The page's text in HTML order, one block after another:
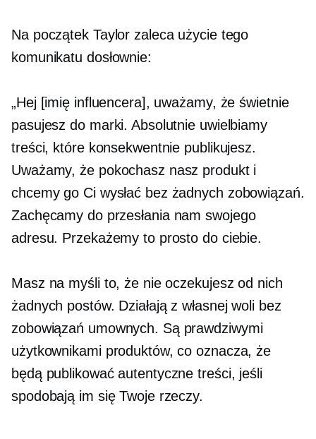
Na początek Taylor zaleca użycie tego
komunikatu dosłownie:
„Hej [imię influencera], uważamy, że świetnie
pasujesz do marki. Absolutnie uwielbiamy
treści, które konsekwentnie publikujesz.
Uważamy, że pokochasz nasz produkt i
chcemy go Ci wysłać bez żadnych zobowiązań.
Zachęcamy do przesłania nam swojego
adresu. Przekażemy to prosto do ciebie.
Masz na myśli to, że nie oczekujesz od nich
żadnych postów. Działają z własnej woli bez
zobowiązań umownych. Są prawdziwymi
użytkownikami produktów, co oznacza, że ​​
będą publikować autentyczne treści, jeśli
spodobają im się Twoje rzeczy.